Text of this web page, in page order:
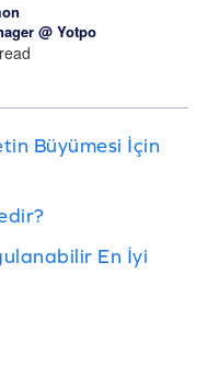
@ Yotpo
Büyümesi İçin
En İyi